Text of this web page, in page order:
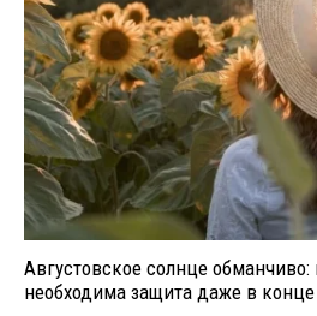
Августовское солнце
необходима защита даже в конце